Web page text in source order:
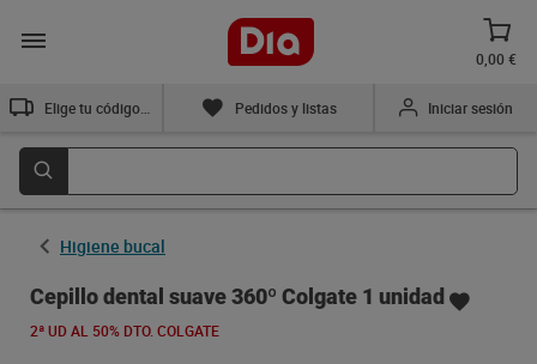
0,00 €
Pedidos y listas Iniciar sesión
Higiene bucal
Cepillo dental suave 360º Colgate 1 unidad
2ª UD AL 50% DTO. COLGATE